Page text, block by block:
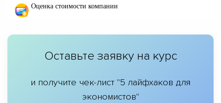
Оценка стоимости компании
Оставьте заявку на курс
и получите чек-лист "5 лайфхаков для
экономистов"